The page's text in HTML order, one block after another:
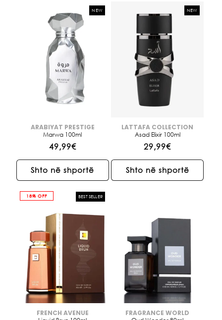
NEW
Brendi:
ARABIYAT PRESTIGE
Marwa 100ml
Çmimi
i
rregullt
49,99€
Shto në shportë
NEW
Brendi:
LATTAFA COLLECTION
Asad Elixir 100ml
Çmimi
i
rregullt
29,99€
Shto në shportë
BEST SELLER
18% OFF
Brendi:
FRENCH AVENUE Brendi:
FRAGRANCE WORLD